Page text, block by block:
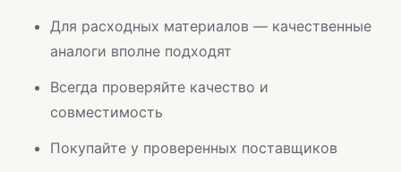
Для расходных материалов — качественные
аналоги вполне подходят
Всегда проверяйте качество и
совместимость
Покупайте у проверенных поставщиков